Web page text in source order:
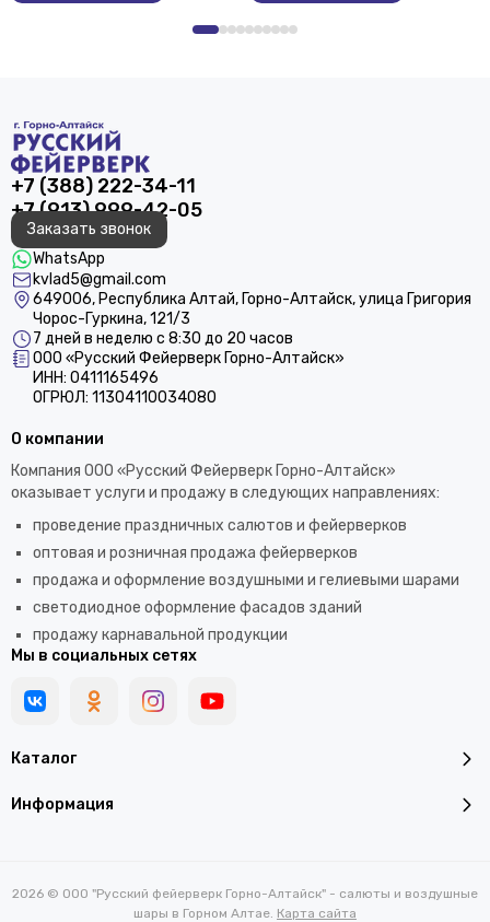
+7 (388) 222-34-11
+7 (913) 999-42-05
Заказать звонок
WhatsApp
kvlad5@gmail.com
649006, Республика Алтай, Горно-Алтайск, улица Григория
Чорос-Гуркина, 121/3
7 дней в неделю с 8:30 до 20 часов
ООО «Русский Фейерверк Горно-Алтайск»
ИНН: 0411165496
ОГРЮЛ: 11304110034080
Каталог
Информация
О компании
Компания ООО «Русский Фейерверк Горно-Алтайск»
оказывает услуги и продажу в следующих направлениях:
проведение праздничных салютов и фейерверков
оптовая и розничная продажа фейерверков
продажа и оформление воздушными и гелиевыми шарами
светодиодное оформление фасадов зданий
продажу карнавальной продукции
Мы в социальных сетях
2026 © ООО "Русский фейерверк Горно-Алтайск" - салюты и воздушные
шары в Горном Алтае. Карта сайта